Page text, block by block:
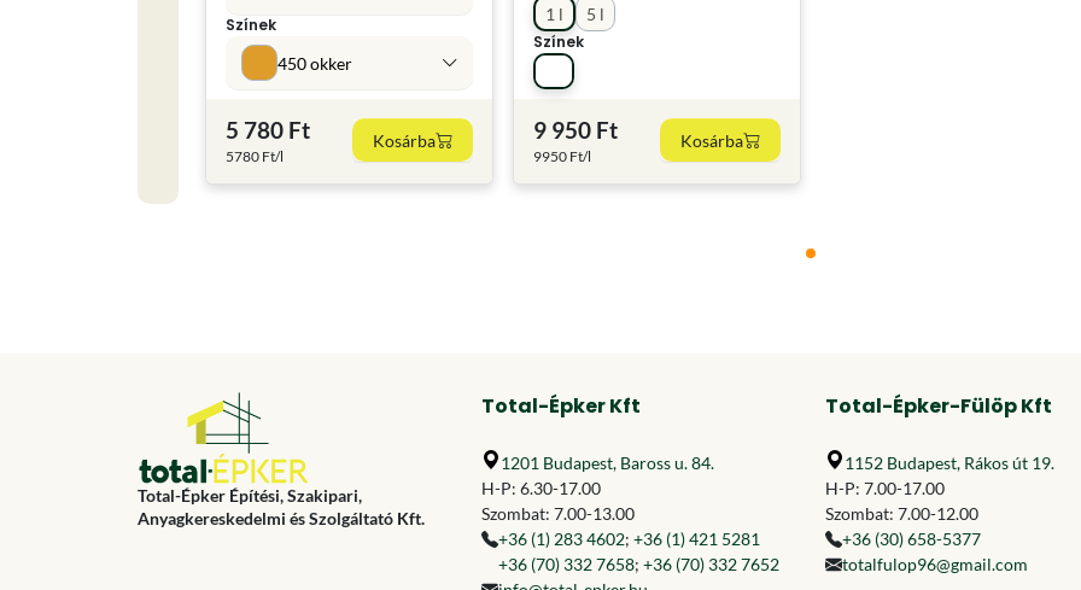
Színek
450 okker
5 780 Ft
5780 Ft/l
Kosárba
1 l
5 l
Színek
9 950 Ft
9950 Ft/l
Kosárba
Total-Épker Építési, Szakipari,
Anyagkereskedelmi és Szolgáltató Kft.
Total-Épker Kft
1201 Budapest, Baross u. 84.
H-P: 6.30-17.00
Szombat: 7.00-13.00
+36 (1) 283 4602; +36 (1) 421 5281
+36 (70) 332 7658; +36 (70) 332 7652
Total-Épker-Fülöp Kft
1152 Budapest, Rákos út 19.
H-P: 7.00-17.00
Szombat: 7.00-12.00
+36 (30) 658-5377
totalfulop96@gmail.com